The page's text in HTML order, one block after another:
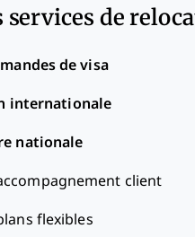
de
de visa
internationale
nationale
client
flexibles